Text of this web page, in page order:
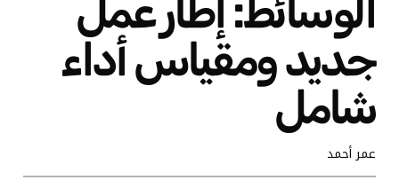
الوسائط: إطار عمل
جديد ومقياس أداء
شامل
عمر أحمد